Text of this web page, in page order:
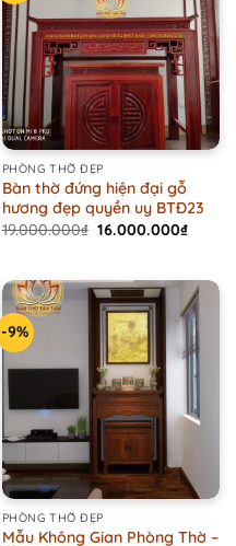
PHÒNG THỜ ĐẸP
Bàn thờ đứng hiện đại gỗ
hương đẹp quyền uy BTĐ23
19.000.000₫ Original
16.000.000₫
-9%
PHÒNG THỜ ĐẸP
Mẫu Không Gian Phòng Thờ –